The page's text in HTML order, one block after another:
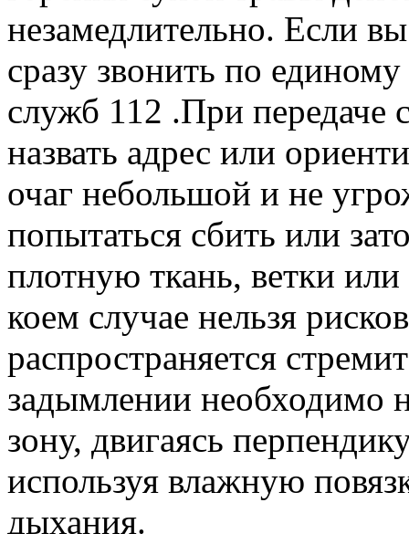
незамедлительно. Если
сразу звонить по
служб 112 .При передаче
назвать адрес или
очаг небольшой и не
попытаться сбить или
плотную ткань, ветки
коем случае нельзя
распространяется
задымлении необходимо
зону, двигаясь
используя влажную
дыхания.